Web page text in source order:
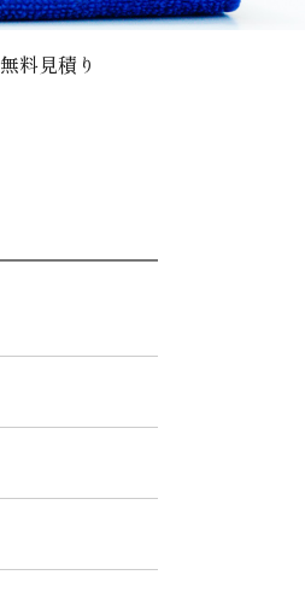
無料見積り